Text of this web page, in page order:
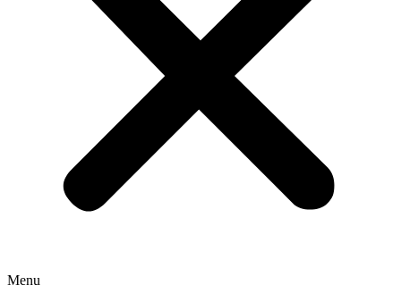
Menu